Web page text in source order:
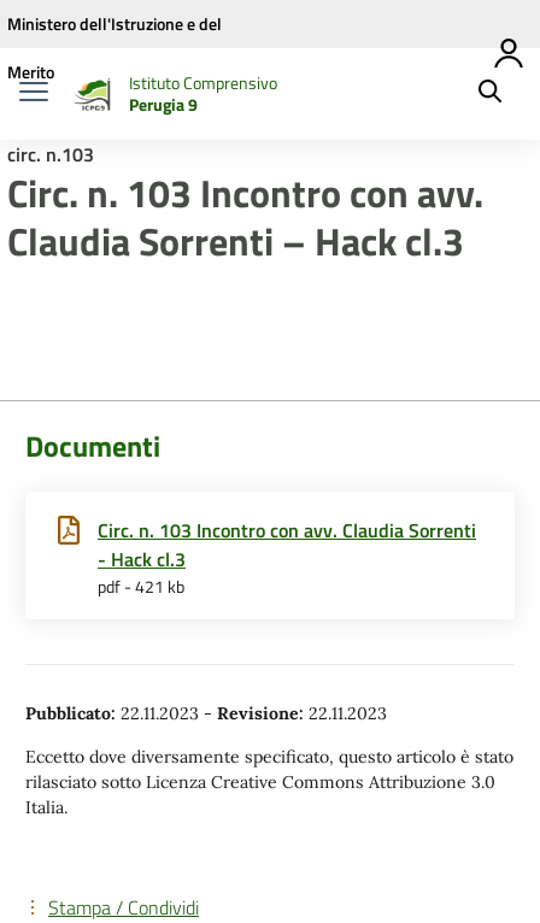
Vai ai contenuti
Vai al menu di navigazione
Vai al footer
Ministero dell'Istruzione e del
Merito
Istituto Comprensivo
Perugia 9
circ. n.103
Circ. n. 103 Incontro con avv.
Claudia Sorrenti – Hack cl.3
Documenti
Circ. n. 103 Incontro con avv. Claudia Sorrenti
- Hack cl.3
pdf - 421 kb
Pubblicato: 22.11.2023 - Revisione: 22.11.2023
Eccetto dove diversamente specificato, questo articolo è stato
rilasciato sotto Licenza Creative Commons Attribuzione 3.0
Italia.
Stampa / Condividi